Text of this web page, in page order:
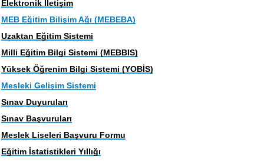
Elektronik İletişim
MEB Eğitim Bilişim Ağı (MEBEBA)
Uzaktan Eğitim Sistemi
Milli Eğitim Bilgi Sistemi (MEBBIS)
Yüksek Öğrenim Bilgi Sistemi (YOBİS)
Mesleki Gelişim Sistemi
Sınav Duyuruları
Sınav Başvuruları
Meslek Liseleri Başvuru Formu
Eğitim İstatistikleri Yıllığı